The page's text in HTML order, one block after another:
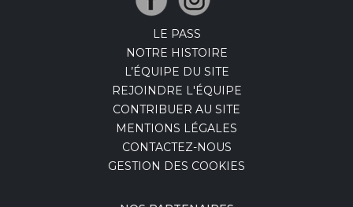
LE PASS
NOTRE HISTOIRE
L’ÉQUIPE DU SITE
REJOINDRE L'ÉQUIPE
CONTRIBUER AU SITE
MENTIONS LÉGALES
CONTACTEZ-NOUS
GESTION DES COOKIES